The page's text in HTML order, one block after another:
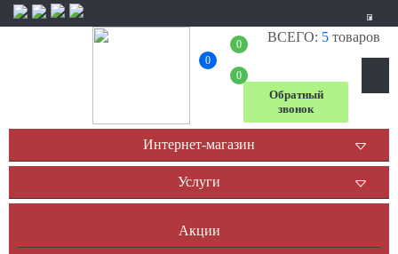
0
0
0
+7 (804) 333-
Обратный
звонок
Интернет-магазин
Услуги
Акции
ВСЕГО: 5 товаров